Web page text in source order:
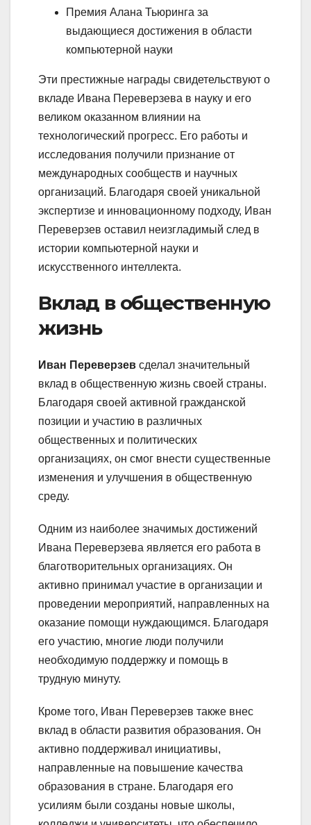
Премия Алана Тьюринга за
выдающиеся достижения в области
компьютерной науки
Эти престижные награды свидетельствуют о
вкладе Ивана Переверзева в науку и его
великом оказанном влиянии на
технологический прогресс. Его работы и
исследования получили признание от
международных сообществ и научных
организаций. Благодаря своей уникальной
экспертизе и инновационному подходу, Иван
Переверзев оставил неизгладимый след в
истории компьютерной науки и
искусственного интеллекта.
Вклад в общественную
жизнь
Иван Переверзев сделал значительный
вклад в общественную жизнь своей страны.
Благодаря своей активной гражданской
позиции и участию в различных
общественных и политических
организациях, он смог внести существенные
изменения и улучшения в общественную
среду.
Одним из наиболее значимых достижений
Ивана Переверзева является его работа в
благотворительных организациях. Он
активно принимал участие в организации и
проведении мероприятий, направленных на
оказание помощи нуждающимся. Благодаря
его участию, многие люди получили
необходимую поддержку и помощь в
трудную минуту.
Кроме того, Иван Переверзев также внес
вклад в области развития образования. Он
активно поддерживал инициативы,
направленные на повышение качества
образования в стране. Благодаря его
усилиям были созданы новые школы,